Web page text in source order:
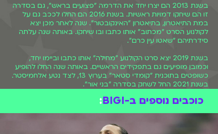
בשנת 2013 הם יצרו יחד את הדרמה "פצועים בראש", גם בסדרה
זו הם שיחקו דמויות ראשיות. בשנת 2016 הם החלו לככב גם על
במת התיאטרון, בתיאטרון "האינקובטור". שנה לאחר מכן יצא
לקולנוע הסרט "מכתוב" אותו כתבו ובו שיחקו. באותה שנה עלתה
סידרתיהם "שאטו עין כרם".
בשנת 2019 יצא סרט הקולנוע "מחילה" אותו כתבו וביימו יחד,
וכמובן מופיעים גם בתפקידים הראשיים. באותה שנה החלו להופיע
כשופטים בתוכנית "קומדי סטאר" בערוץ 13, לצד נטע אלחמיסטר.
בשנת 2021 החל לשחק בסדרה "בני אור".
כוכבים נוספים ב-BIGI :